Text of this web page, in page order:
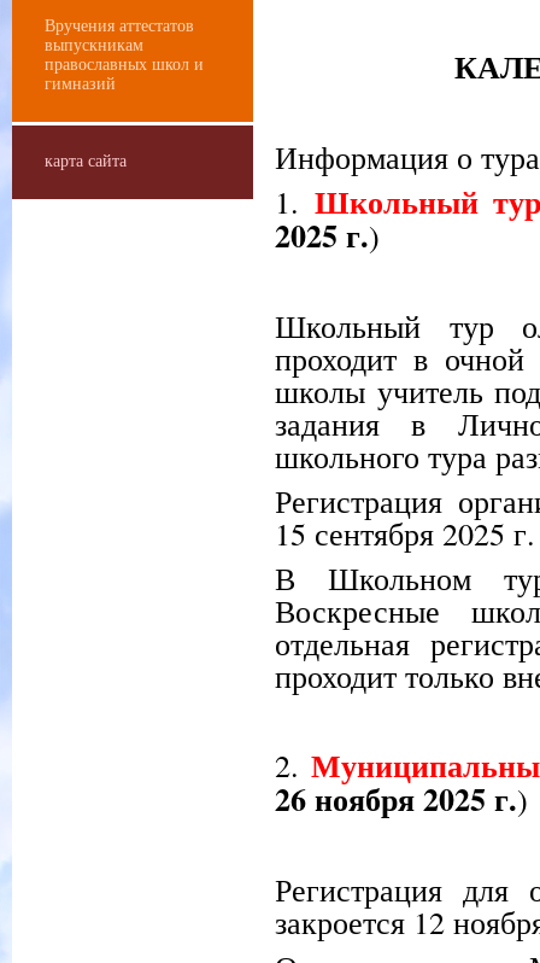
Информация о
1. Школьный
2025 г.)
Школьный тур
проходит в
школы учитель
задания в
школьного тура
Регистрация
15 сентября 2025 г.
В Школьном
Воскресные
отдельная
проходит только
2.
26 ноября 2025 г.)
Регистрация для
закроется 12
Вручения аттестатов
выпускникам
православных школ и
гимназий
карта сайта